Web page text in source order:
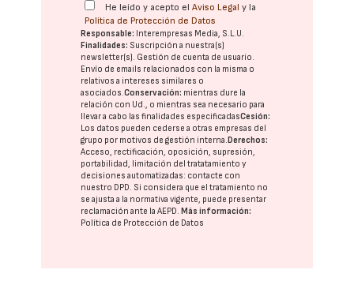
He leído y acepto elAviso Legal y la
Política de Protección de Datos
Responsable: Interempresas Media, S.L.U.
Finalidades: Suscripción a nuestra(s)
newsletter(s). Gestión de cuenta de usuario.
Envío de emails relacionados con la misma o
relativos a intereses similares o
asociados.Conservación: mientras dure la
relación con Ud., o mientras sea necesario para
llevar a cabo las finalidades especificadasCesión:
Los datos pueden cederse a otras empresas del
grupo por motivos de gestión interna.Derechos:
Acceso, rectificación, oposición, supresión,
portabilidad, limitación del tratatamiento y
decisiones automatizadas: contacte con
nuestro DPD. Si considera que el tratamiento no
se ajusta a la normativa vigente, puede presentar
reclamación ante laAEPD.Más información:
Política de Protección de Datos